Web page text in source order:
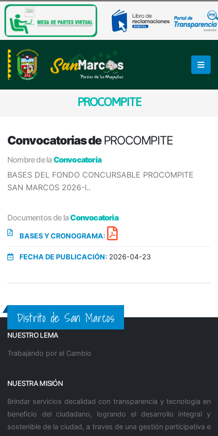
PROCOMPITE
Convocatorias de PROCOMPITE
Nombre de la Convocatoria
BASES DEL FONDO CONCURSABLE PROCOMPITE
SAN MARCOS 2026-I..
Documentos de laConvocatoria
BASES Y CRONOGRAMA:
FECHA DE PUBLICACIÓN: 2026-04-23
Distrito de San Marcos
NUESTRO LEMA
Trabajando por el Cambio
NUESTRA MISIÓN
Brindar servicios decalidad con transparencia y tecnologia en
beneficio del ciudadano, logrando el desarrollo integral y
sostenible de la ciudad, a traves de una gestión participativa e